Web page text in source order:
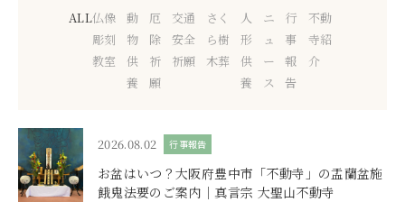
ALL仏像
彫刻
教室
動
物
供
養
厄
除
祈
願
交通
安全
祈願
さく
ら樹
木葬
人
形
供
養
ニ
ュ
ー
ス
行
事
報
告
不動
寺紹
介
2026.08.02 行事報告
お盆はいつ？大阪府豊中市「不動寺」の盂蘭盆施
餓鬼法要のご案内｜真言宗 大聖山不動寺